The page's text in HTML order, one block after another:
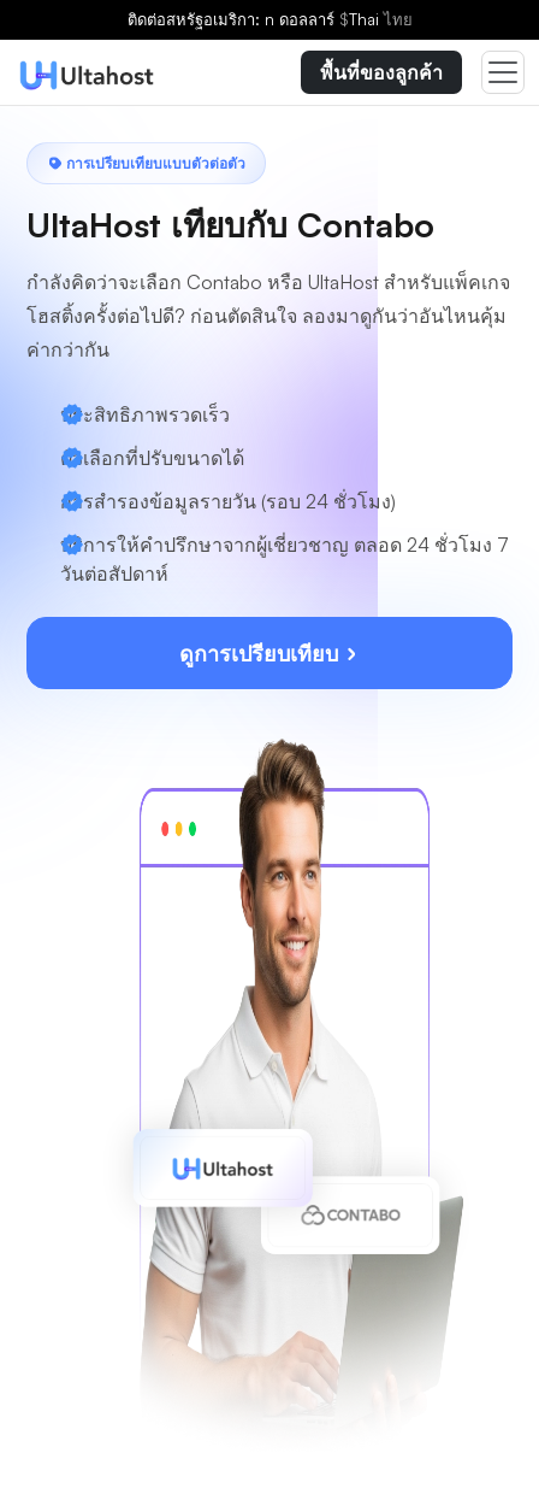
ติดต่อสหรัฐอเมริกา: n ดอลลาร์ $Thaiไทย
พื้นที่ของลูกค้า
การเปรียบเทียบแบบตัวต่อตัว
UltaHost เทียบกับ Contabo
กำลังคิดว่าจะเลือก Contabo หรือ UltaHost สำหรับแพ็คเกจ
โฮสติ้งครั้งต่อไปดี? ก่อนตัดสินใจ ลองมาดูกันว่าอันไหนคุ้ม
ค่ากว่ากัน
ประสิทธิภาพรวดเร็ว
ตัวเลือกที่ปรับขนาดได้
การสำรองข้อมูลรายวัน (รอบ 24 ชั่วโมง)
บริการให้คำปรึกษาจากผู้เชี่ยวชาญ ตลอด 24 ชั่วโมง 7
วันต่อสัปดาห์
ดูการเปรียบเทียบ